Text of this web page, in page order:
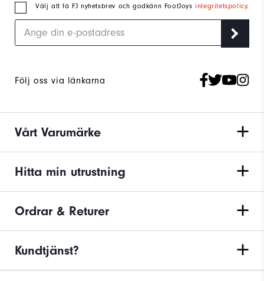
Välj att få FJ nyhetsbrev och godkänn FootJoysintegritetspolicy.
Följ oss via länkarna
Vårt Varumärke
Hitta min utrustning
Ordrar & Returer
Kundtjänst?